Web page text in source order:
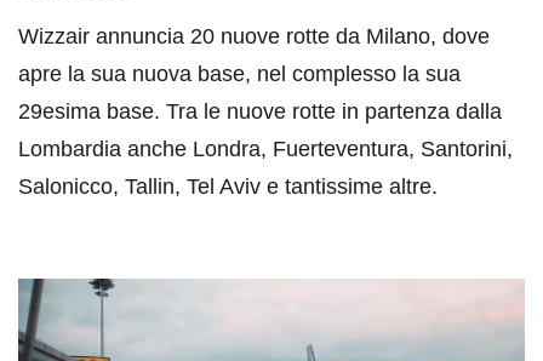
Wizzair annuncia 20 nuove rotte da Milano, dove
apre la sua nuova base, nel complesso la sua
29esima base. Tra le nuove rotte in partenza dalla
Lombardia anche Londra, Fuerteventura, Santorini,
Salonicco, Tallin, Tel Aviv e tantissime altre.